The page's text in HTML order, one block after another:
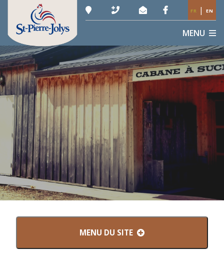
FR | EN
MENU
MENU DU SITE